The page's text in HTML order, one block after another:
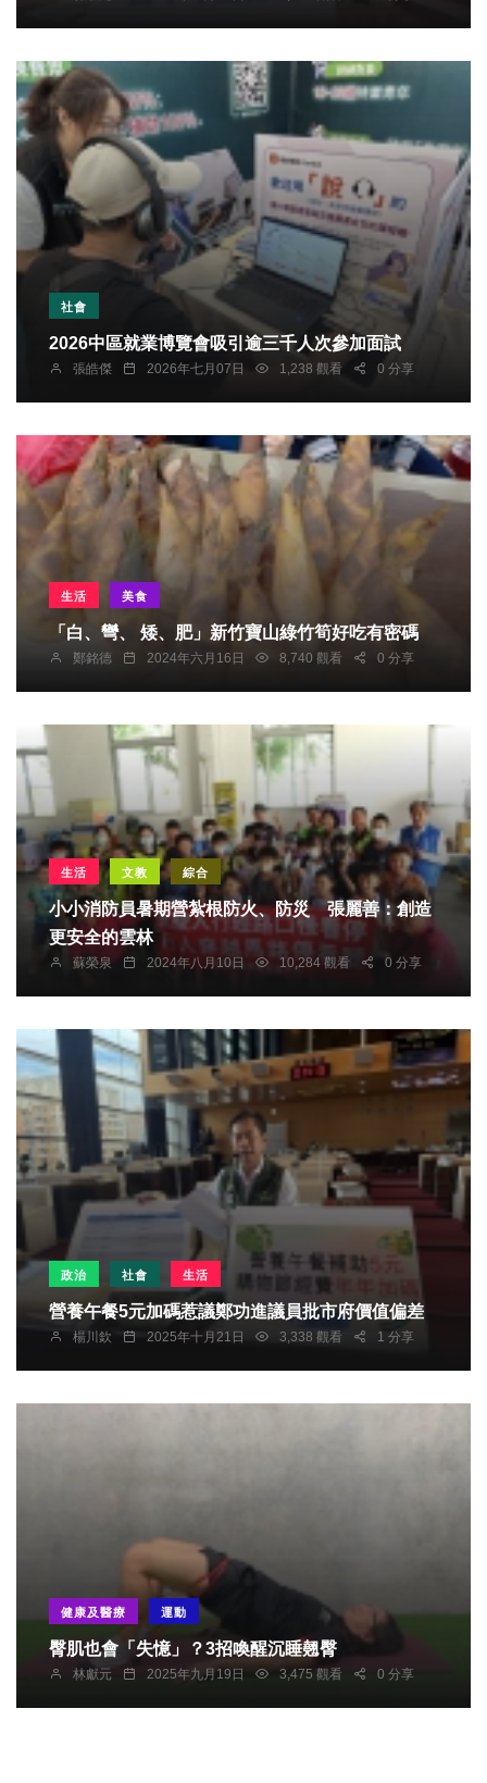
社會
2026中區就業博覽會吸引逾三千人次參加面試
張皓傑 2026年七月07日 1,238 觀看 0 分享
生活 美食
「白、彎、 矮、肥」新竹寶山綠竹筍好吃有密碼
鄭銘德 2024年六月16日 8,740 觀看 0 分享
生活 文教 綜合
小小消防員暑期營紮根防火、防災 張麗善：創造
更安全的雲林
蘇榮泉 2024年八月10日 10,284 觀看 0 分享
政治 社會 生活
營養午餐5元加碼惹議鄭功進議員批市府價值偏差
楊川欽 2025年十月21日 3,338 觀看 1 分享
健康及醫療 運動
臀肌也會「失憶」？3招喚醒沉睡翹臀
林獻元 2025年九月19日 3,475 觀看 0 分享